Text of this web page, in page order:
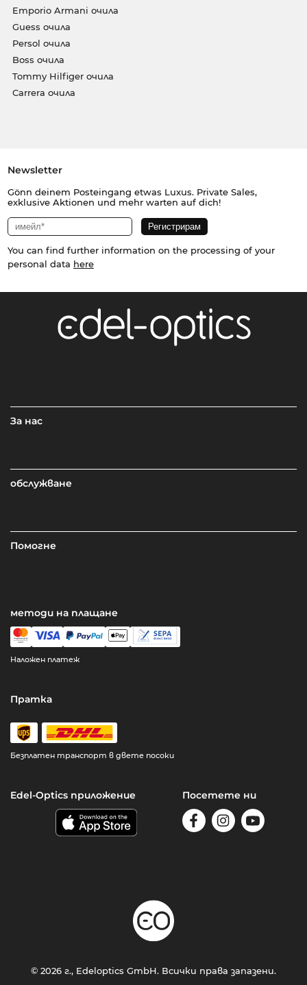
Emporio Armani очила
Guess очила
Persol очила
Boss очила
Tommy Hilfiger очила
Carrera очила
Newsletter
Gönn deinem Posteingang etwas Luxus. Private Sales,
exklusive Aktionen und mehr warten auf dich!
You can find further information on the processing of your
personal data here
За нас
обслужване
Помогне
методи на плащане
Наложен платеж
Пратка
Безплатен транспорт в двете посоки
Edel-Optics приложение Посетете ни
© 2026 г., Edeloptics GmbH. Всички права запазени.